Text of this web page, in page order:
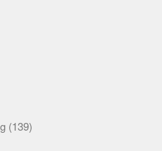
(139)